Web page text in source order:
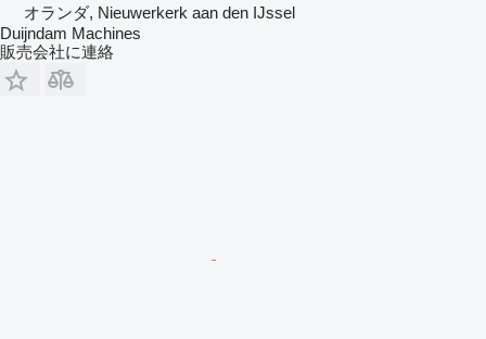
オランダ, Nieuwerkerk aan den IJssel
Duijndam Machines
販売会社に連絡